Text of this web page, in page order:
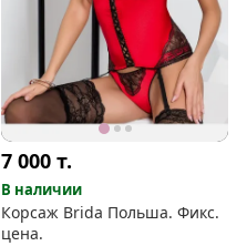
7 000т.
В наличии
Корсаж Brida Польша. Фикс.
цена.